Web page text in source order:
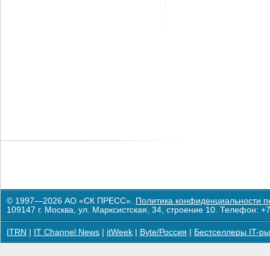
© 1997—2026 АО «СК ПРЕСС». Политика конфиденциальности
109147 г. Москва, ул. Марксистская, 34, строение 10. Телефон:
ITRN IT Channel News itWeek Byte/Россия Бестселлеры IT-